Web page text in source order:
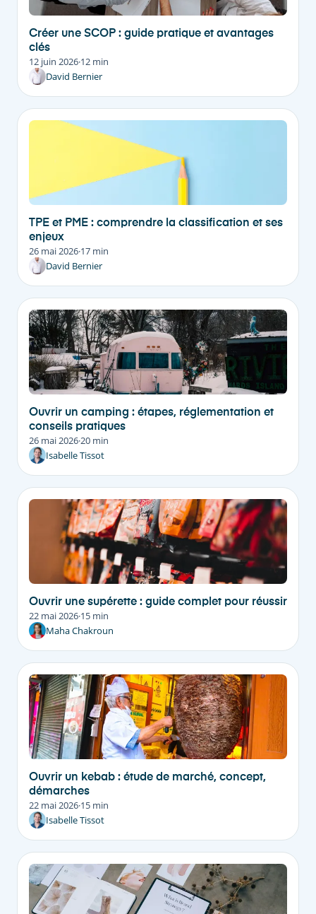
Créer une SCOP : guide pratique et avantages
clés
12 juin 2026·12 min
David Bernier
TPE et PME : comprendre la classification et ses
enjeux
26 mai 2026·17 min
David Bernier
Ouvrir un camping : étapes, réglementation et
conseils pratiques
26 mai 2026·20 min
Isabelle Tissot
Ouvrir une supérette : guide complet pour réussir
22 mai 2026·15 min
Maha Chakroun
Ouvrir un kebab : étude de marché, concept,
démarches
22 mai 2026·15 min
Isabelle Tissot